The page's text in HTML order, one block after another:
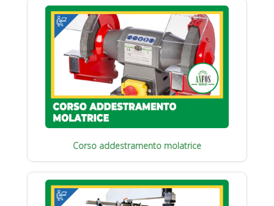
Corso addestramento molatrice